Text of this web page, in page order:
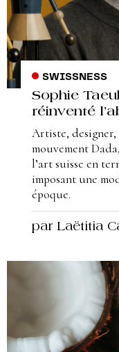
SWISSNESS
Sophie
réinventé
Artiste,
mouvement
l’art suisse en
imposant une
époque.
par Laëtitia